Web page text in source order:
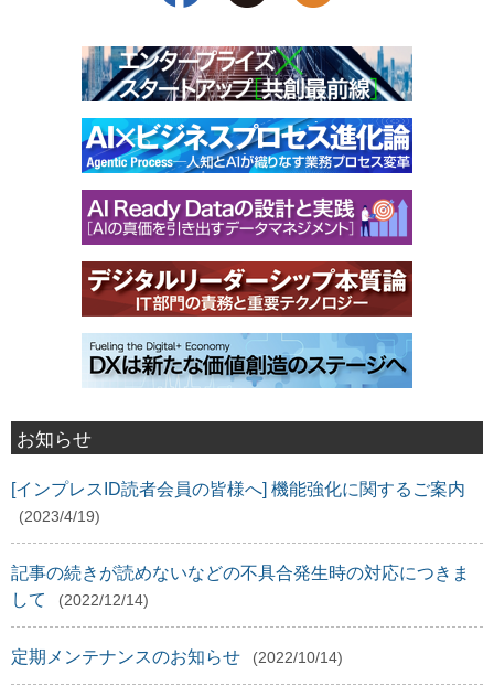
お知らせ
[インプレスID読者会員の皆様へ] 機能強化に関するご案内
(2023/4/19)
記事の続きが読めないなどの不具合発生時の対応につきま
して
(2022/12/14)
定期メンテナンスのお知らせ (2022/10/14)